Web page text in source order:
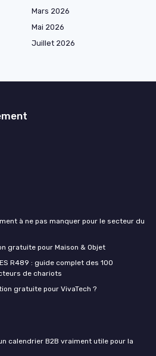
Mars 2026
Mai 2026
Juillet 2026
à ne pas manquer pour le secteur du
gratuite pour Maison & Objet
R489 : guide complet des 100
de chariots
gratuite pour VivaTech ?
calendrier B2B vraiment utile pour la